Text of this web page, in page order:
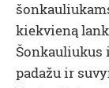
kiekvieną
Šonkauliukus
padažu ir